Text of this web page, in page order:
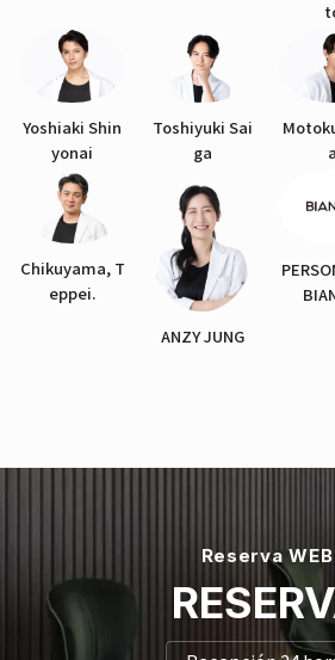
Yoshiaki Shin
yonai
Toshiyuki Sai
ga
a
Chikuyama, T
eppei.
ANZY JUNG
Reserva WEB